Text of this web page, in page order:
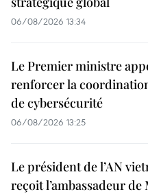
06/08/2026 13:34
Le Premier ministre
renforcer la
de cybersécurité
06/08/2026 13:25
Le président de l’AN
reçoit l’ambassadeur de